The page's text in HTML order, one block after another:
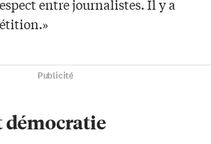
entre journalistes. Il y a
Publicité
démocratie